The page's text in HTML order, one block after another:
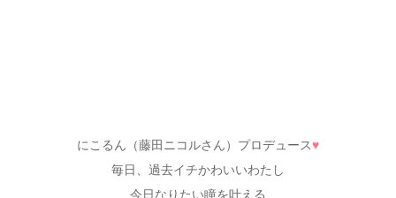
にこるん（藤田ニコルさん）プロデュース♥
毎日、過去イチかわいいわたし
今日なりたい瞳を叶える